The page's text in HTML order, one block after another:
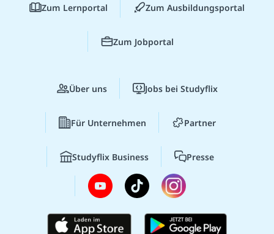
Zum Lernportal Zum Ausbildungsportal
Zum Jobportal
Über uns Jobs bei Studyflix
Für Unternehmen Partner
Studyflix Business Presse